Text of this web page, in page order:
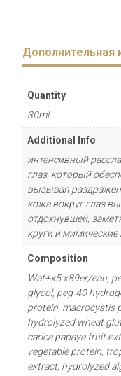
Дополнительная
Quantity
30ml
Additional Info
интенсивный
глаз, который
вызывая
кожа вокруг глаз
отдохнувшей,
круги и
Composition
Wat+x5:x89er/eau,
glycol, peg-40
protein, macrocystis
hydrolyzed wheat
carica papaya fruit
vegetable protein,
extract, hydrolyzed